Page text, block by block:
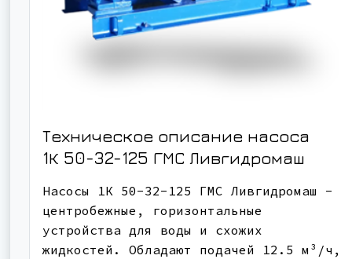
Техническое описание насоса
1К 50-32-125 ГМС Ливгидромаш
Насосы 1К 50-32-125 ГМС Ливгидромаш -
центробежные, горизонтальные
устройства для воды и схожих
жидкостей. Обладают подачей 12.5 м³/ч,